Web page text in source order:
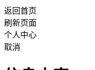
返回首页
刷新页面
个人中心
取消